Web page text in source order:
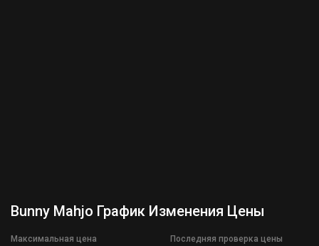
Bunny Mahjo График Изменения Цены
Максимальная цена Последняя проверка цены